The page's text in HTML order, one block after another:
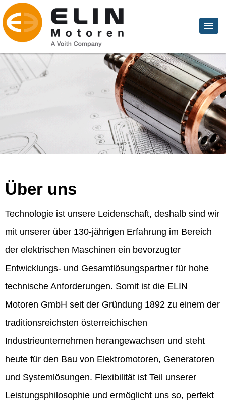
Über uns
Technologie ist unsere Leidenschaft, deshalb sind wir
mit unserer über 130-jährigen Erfahrung im Bereich
der elektrischen Maschinen ein bevorzugter
Entwicklungs- und Gesamtlösungspartner für hohe
technische Anforderungen. Somit ist die ELIN
Motoren GmbH seit der Gründung 1892 zu einem der
traditionsreichsten österreichischen
Industrieunternehmen herangewachsen und steht
heute für den Bau von Elektromotoren, Generatoren
und Systemlösungen. Flexibilität ist Teil unserer
Leistungsphilosophie und ermöglicht uns so, perfekt